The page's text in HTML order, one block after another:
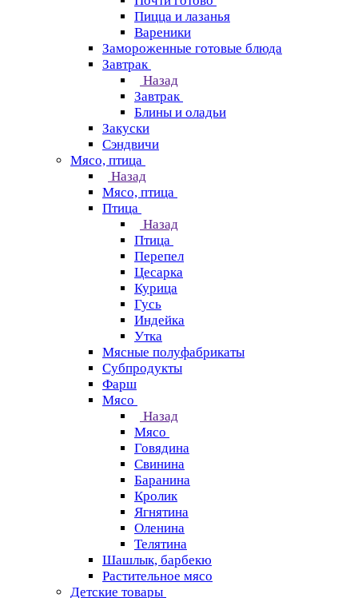
Пицца и лазанья
Вареники
Замороженные готовые блюда
Завтрак
Назад
Завтрак
Блины и оладьи
Закуски
Сэндвичи
Мясо, птица
Назад
Мясо, птица
Птица
Назад
Птица
Перепел
Цесарка
Курица
Гусь
Индейка
Утка
Мясные полуфабрикаты
Субпродукты
Фарш
Мясо
Назад
Мясо
Говядина
Свинина
Баранина
Кролик
Ягнятина
Оленина
Телятина
Шашлык, барбекю
Растительное мясо
Детские товары